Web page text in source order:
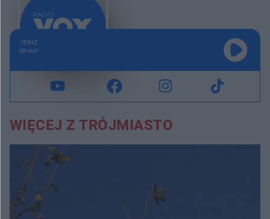
TERAZ
GRAMY
WIĘCEJ Z TRÓJMIASTO